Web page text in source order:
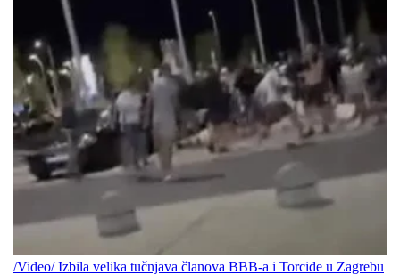
/Video/ Izbila velika tučnjava članova BBB-a i Torcide u Zagrebu